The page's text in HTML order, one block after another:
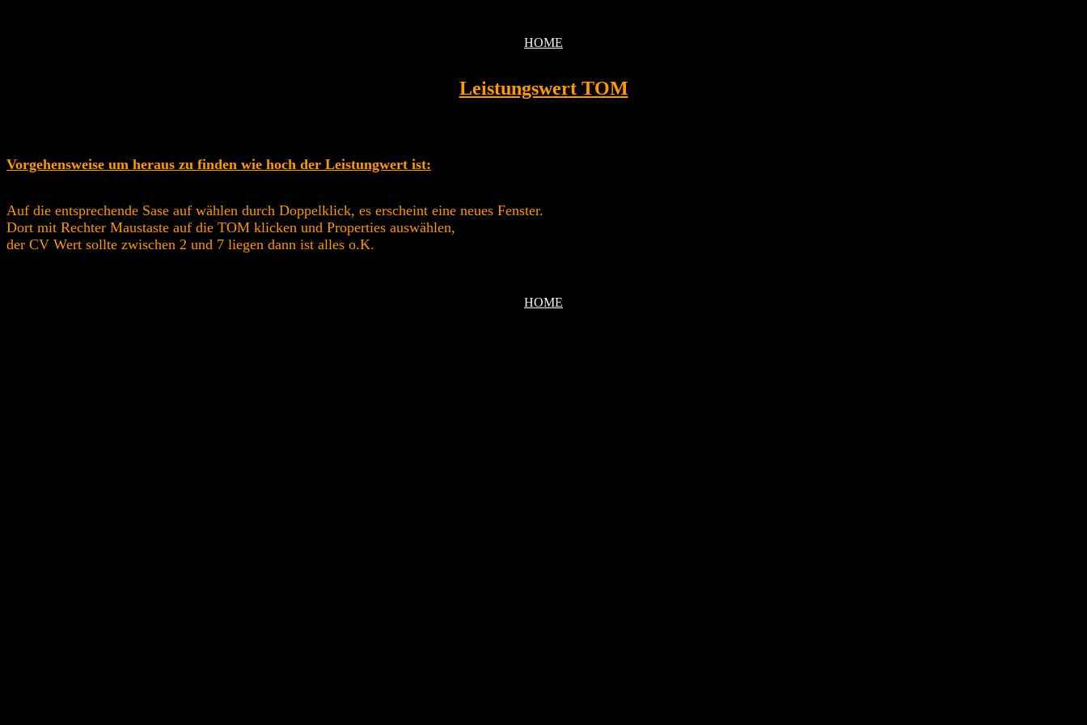
HOME
Leistungswert TOM
Vorgehensweise um heraus zu finden wie hoch der Leistungwert ist:
Auf die entsprechende Sase auf wählen durch Doppelklick, es erscheint eine neues Fenster.
Dort mit Rechter Maustaste auf die TOM klicken und Properties auswählen,
der CV Wert sollte zwischen 2 und 7 liegen dann ist alles o.K.
HOME